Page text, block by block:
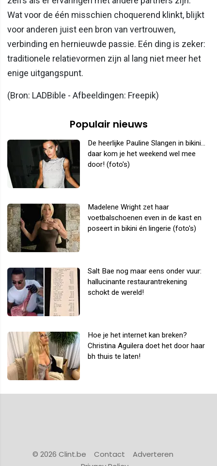
Wat voor de één misschien choquerend klinkt, blijkt
voor anderen juist een bron van vertrouwen,
verbinding en hernieuwde passie. Eén ding is zeker:
traditionele relatievormen zijn al lang niet meer het
enige uitgangspunt.
(Bron: LADBible - Afbeeldingen: Freepik)
Populair nieuws
De heerlijke Pauline Slangen in bikini...
daar kom je het weekend wel mee
door! (foto's)
Madelene Wright zet haar
voetbalschoenen even in de kast en
poseert in bikini én lingerie (foto's)
Salt Bae nog maar eens onder vuur:
hallucinante restaurantrekening
schokt de wereld!
Hoe je het internet kan breken?
Christina Aguilera doet het door haar
bh thuis te laten!
© 2026 Clint.be Contact
Adverteren